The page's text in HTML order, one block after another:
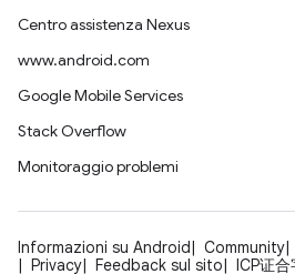
Centro assistenza Nexus
www.android.com
Google Mobile Services
Stack Overflow
Monitoraggio problemi
Informazioni su Android Community
Privacy
Feedback sul sito
ICP证